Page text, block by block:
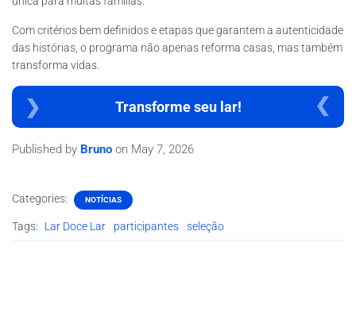
Com critérios bem definidos e etapas que garantem a autenticidade
das histórias, o programa não apenas reforma casas, mas também
transforma vidas.
Transforme seu lar!
Published by Bruno on May 7, 2026
Categories: NOTÍCIAS
Tags: Lar Doce Lar participantes seleção